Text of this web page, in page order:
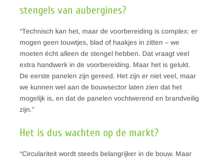
stengels van aubergines?
“Technisch kan het, maar de voorbereiding is complex: er
mogen geen touwtjes, blad of haakjes in zitten – we
moeten écht alleen de stengel hebben. Dat vraagt veel
extra handwerk in de voorbereiding. Maar het is gelukt.
De eerste panelen zijn gereed. Het zijn er niet veel, maar
we kunnen wel aan de bouwsector laten zien dat het
mogelijk is, en dat de panelen vochtwerend en brandveilig
zijn.”
Het is dus wachten op de markt?
“Circulariteit wordt steeds belangrijker in de bouw. Maar